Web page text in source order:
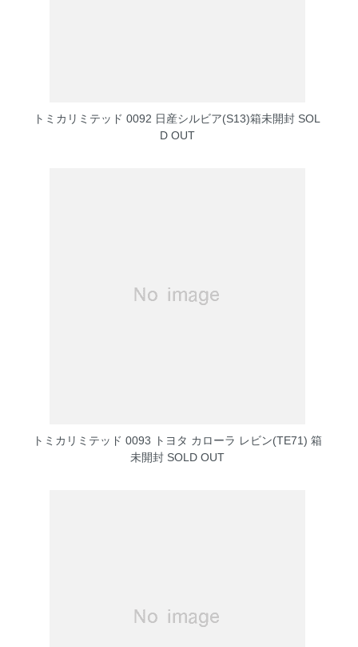
トミカリミテッド 0092 日産シルビア(S13)箱未開封 SOL
D OUT
トミカリミテッド 0093 トヨタ カローラ レビン(TE71) 箱
未開封SOLD OUT